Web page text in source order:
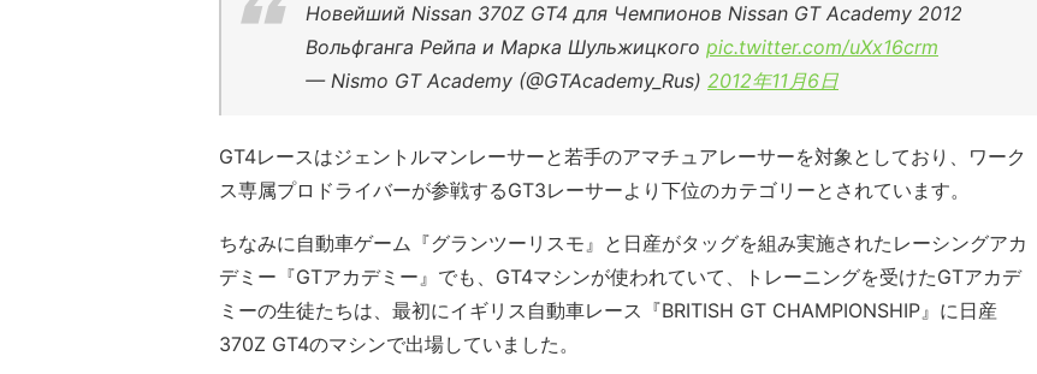
Новейший Nissan 370Z GT4 для Чемпионов Nissan GT Academy 2012
Вольфганга Рейпа и Марка Шульжицкого pic.twitter.com/uXx16crm
— Nismo GT Academy (@GTAcademy_Rus) 2012年11月6日
GT4レースはジェントルマンレーサーと若手のアマチュアレーサーを対象としており、ワーク
ス専属プロドライバーが参戦するGT3レーサーより下位のカテゴリーとされています。
ちなみに自動車ゲーム『グランツーリスモ』と日産がタッグを組み実施されたレーシングアカ
デミー『GTアカデミー』でも、GT4マシンが使われていて、トレーニングを受けたGTアカデ
ミーの生徒たちは、最初にイギリス自動車レース『BRITISH GT CHAMPIONSHIP』に日産
370Z GT4のマシンで出場していました。